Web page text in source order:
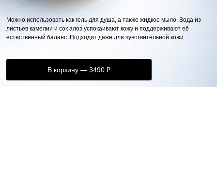
Можно использовать как гель для душа, а также жидкое мыло. Вода из
листьев камелии и сок алоэ успокаивают кожу и поддерживают её
естественный баланс. Подходит даже для чувствительной кожи.
В корзину — 3490 ₽